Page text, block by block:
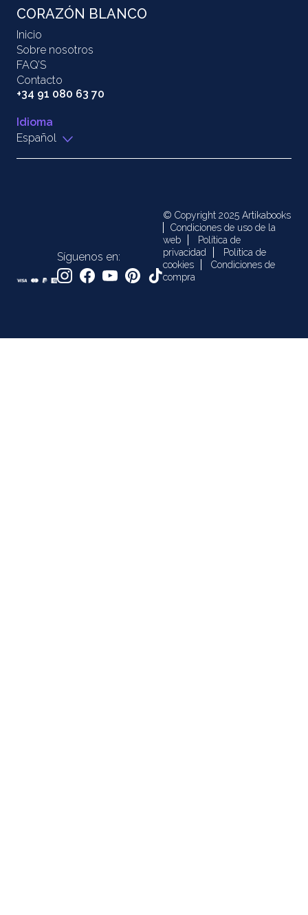
CORAZÓN BLANCO
Inicio
Sobre nosotros
FAQ’S
Contacto
+34 91 080 63 70
Idioma
Español
Síguenos en:
© Copyright 2025 Artikabooks
Condiciones de uso de la
web
Política de
privacidad
Política de
cookies
Condiciones de
compra